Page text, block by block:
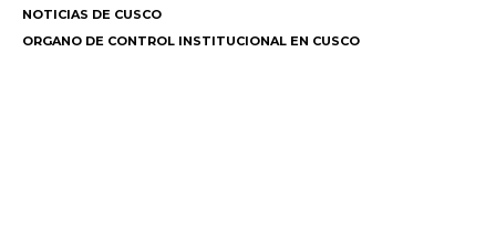
NOTICIAS DE CUSCO
ORGANO DE CONTROL INSTITUCIONAL EN CUSCO